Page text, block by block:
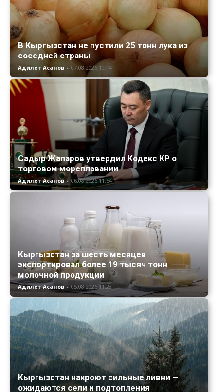
В Кыргызстан не пустили 25 тонн лука из
соседней страны
Адилет Асанов - 07.08.2026 10:14
Садыр Жапаров утвердил Кодекс КР о
торговом мореплавании
Адилет Асанов - 06.08.2026 11:54
Кыргызстан за шесть месяцев
экспортировал более 19 тысяч тонн
молочной продукции
Адилет Асанов - 05.08.2026 11:23
Кыргызстан накроют сильные ливни —
ожидаются сели и подтопления